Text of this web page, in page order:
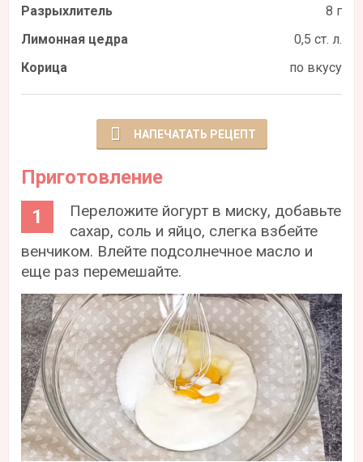
Разрыхлитель
8 г
Лимонная цедра
0,5 ст. л.
Корица
по вкусу
НАПЕЧАТАТЬ РЕЦЕПТ
Приготовление
Переложите йогурт в миску, добавьте
сахар, соль и яйцо, слегка взбейте
венчиком. Влейте подсолнечное масло и
еще раз перемешайте.